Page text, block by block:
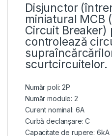
Disjunctor
miniatural MCB
Circuit Breaker)
controlează
scurtcircuitelor.
Număr poli: 2P
Număr module: 2
Curent nominal: 6A
Curbă declanșare: C
Capacitate de rupere: 6kA